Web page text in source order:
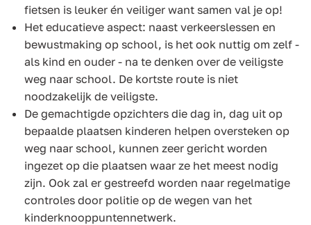
fietsen is leuker én veiliger want samen val je op!
Het educatieve aspect: naast verkeerslessen en
bewustmaking op school, is het ook nuttig om zelf -
als kind en ouder - na te denken over de veiligste
weg naar school. De kortste route is niet
noodzakelijk de veiligste.
De gemachtigde opzichters die dag in, dag uit op
bepaalde plaatsen kinderen helpen oversteken op
weg naar school, kunnen zeer gericht worden
ingezet op die plaatsen waar ze het meest nodig
zijn. Ook zal er gestreefd worden naar regelmatige
controles door politie op de wegen van het
kinderknooppuntennetwerk.